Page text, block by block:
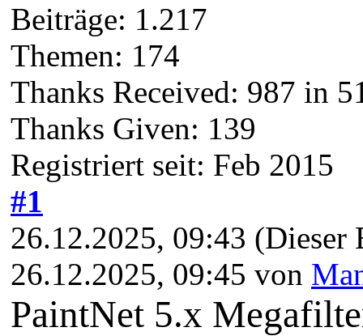
Beiträge: 1.217
Themen: 174
Thanks Received: 987 in
Thanks Given: 139
Registriert seit: Feb 2015
#1
26.12.2025, 09:43 (Dieser
26.12.2025, 09:45 von
PaintNet 5.x